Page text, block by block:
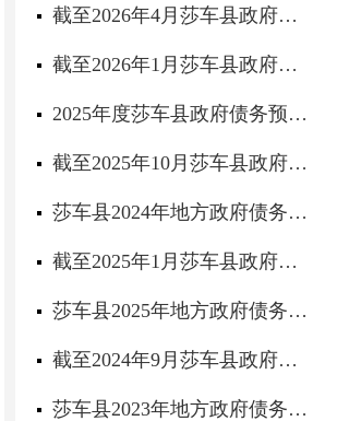
截至2026年4月莎车县政府债务预算调整情况说明
截至2026年1月莎车县政府债务预算调整情况说明
2025年度莎车县政府债务预算情况说明
截至2025年10月莎车县政府债务预算调整情况说明
莎车县2024年地方政府债务决算公开
截至2025年1月莎车县政府债务预算调整情况说明
莎车县2025年地方政府债务预算公开
截至2024年9月莎车县政府债务预算调整情况说明及附表
莎车县2023年地方政府债务决算公开